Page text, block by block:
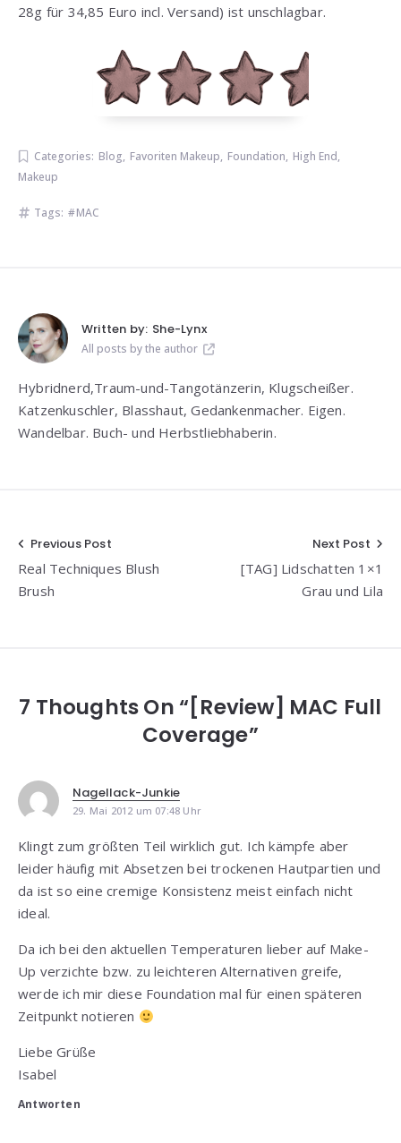
28g für 34,85 Euro incl. Versand) ist unschlagbar.
Categories: Blog, Favoriten Makeup, Foundation, High End,
Makeup
Tags: MAC
Written by: She-Lynx
All posts by the author
Hybridnerd,Traum-und-Tangotänzerin, Klugscheißer.
Katzenkuschler, Blasshaut, Gedankenmacher. Eigen.
Wandelbar. Buch- und Herbstliebhaberin.
Beitragsnavigation
Previous Post
Real Techniques Blush
Brush
Next Post
[TAG] Lidschatten 1×1
Grau und Lila
7 Thoughts On “[Review] MAC Full
Coverage”
Nagellack-Junkie
29. Mai 2012 um 07:48 Uhr
Klingt zum größten Teil wirklich gut. Ich kämpfe aber
leider häufig mit Absetzen bei trockenen Hautpartien und
da ist so eine cremige Konsistenz meist einfach nicht
ideal.
Da ich bei den aktuellen Temperaturen lieber auf Make-
Up verzichte bzw. zu leichteren Alternativen greife,
werde ich mir diese Foundation mal für einen späteren
Zeitpunkt notieren
Liebe Grüße
Isabel
Antworten